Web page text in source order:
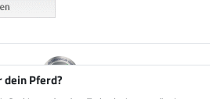
dein Pferd?